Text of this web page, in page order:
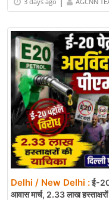
Delhi / New Delhi :ई-20
आवास मार्च, 2.33 लाख हस्ताक्षरों